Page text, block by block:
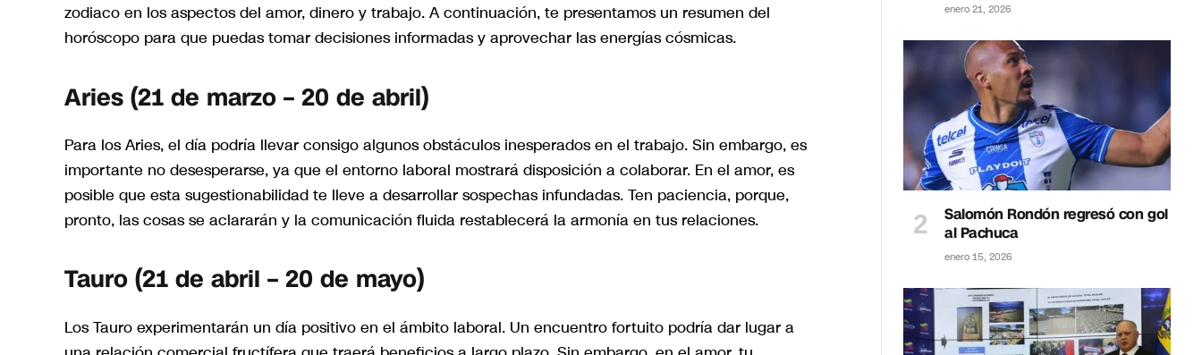
zodiaco en los aspectos del amor, dinero y trabajo. A continuación, te presentamos un resumen del
horóscopo para que puedas tomar decisiones informadas y aprovechar las energías cósmicas.
Aries (21 de marzo – 20 de abril)
Para los Aries, el día podría llevar consigo algunos obstáculos inesperados en el trabajo. Sin embargo, es
importante no desesperarse, ya que el entorno laboral mostrará disposición a colaborar. En el amor, es
posible que esta sugestionabilidad te lleve a desarrollar sospechas infundadas. Ten paciencia, porque,
pronto, las cosas se aclararán y la comunicación fluida restablecerá la armonía en tus relaciones.
Tauro (21 de abril – 20 de mayo)
Los Tauro experimentarán un día positivo en el ámbito laboral. Un encuentro fortuito podría dar lugar a
enero 21, 2026
Salomón Rondón regresó con gol
al Pachuca
enero 15, 2026